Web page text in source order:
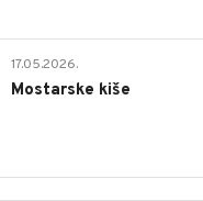
17.05.2026.
Mostarske kiše